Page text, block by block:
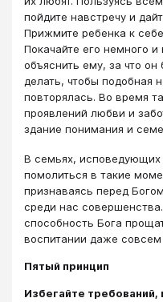
пойдите навстречу и
Прижмите ребенка к
Покачайте его немного
объяснить ему, за что
делать, чтобы подобная
повторялась. Во время
проявлений любви и
здание понимания и
В семьях, исповедующих
помолиться в такие
признаваясь перед
среди нас
способность Бога
воспитании даже
Пятый принцип
Избегайте